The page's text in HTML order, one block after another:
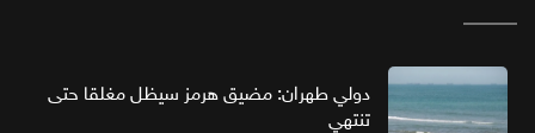
دولي طهران: مضيق هرمز سيظل مغلقا حتى
تنتهي